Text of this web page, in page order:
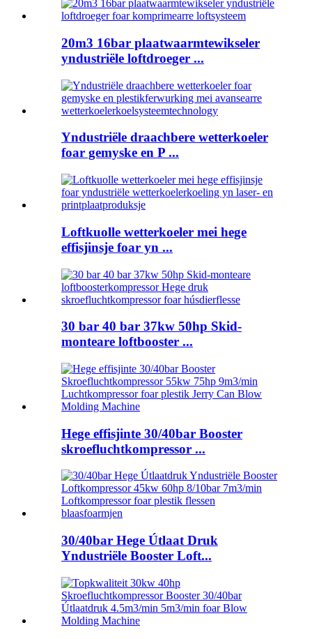
20m3 16bar plaatwaarmtewikseler
yndustriële loftdroeger ...
Yndustriële draachbere wetterkoeler
foar gemyske en P ...
Loftkuolle wetterkoeler mei hege
effisjinsje foar yn ...
30 bar 40 bar 37kw 50hp Skid-
monteare loftbooster ...
Hege effisjinte 30/40bar Booster
skroefluchtkompressor ...
30/40bar Hege Útlaat Druk
Yndustriële Booster Loft...